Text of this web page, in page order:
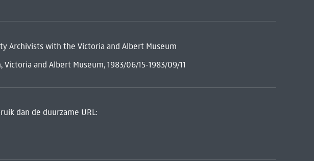
Archivists with the Victoria and Albert Museum
and Albert Museum, 1983/06/15-1983/09/11
dan de duurzame URL: